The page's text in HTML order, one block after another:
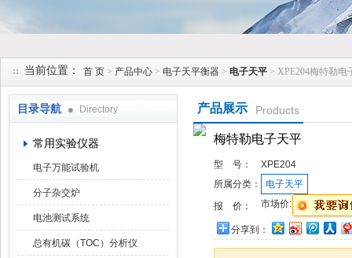
当前位置： 首 页 > 产品中心 > 电子天平衡器 > 电子天平 > XPE204梅特勒电
目录导航 Directory
常用实验仪器
电子万能试验机
分子杂交炉
电池测试系统
总有机碳（TOC）分析仪
产品展示 Products
梅特勒电子天平
型 号：
XPE204
所属分类：
电子天平
报 价：
市场价:
分享到：